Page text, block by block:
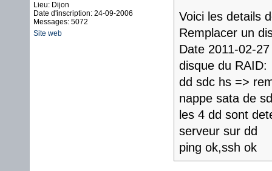
Lieu: Dijon
Date d'inscription: 24-09-2006
Messages: 5072
Site web
Voici les details
Remplacer un
Date 2011-02-
disque du RAID:
dd sdc hs =>
nappe sata de
les 4 dd sont
serveur sur dd
ping ok,ssh ok